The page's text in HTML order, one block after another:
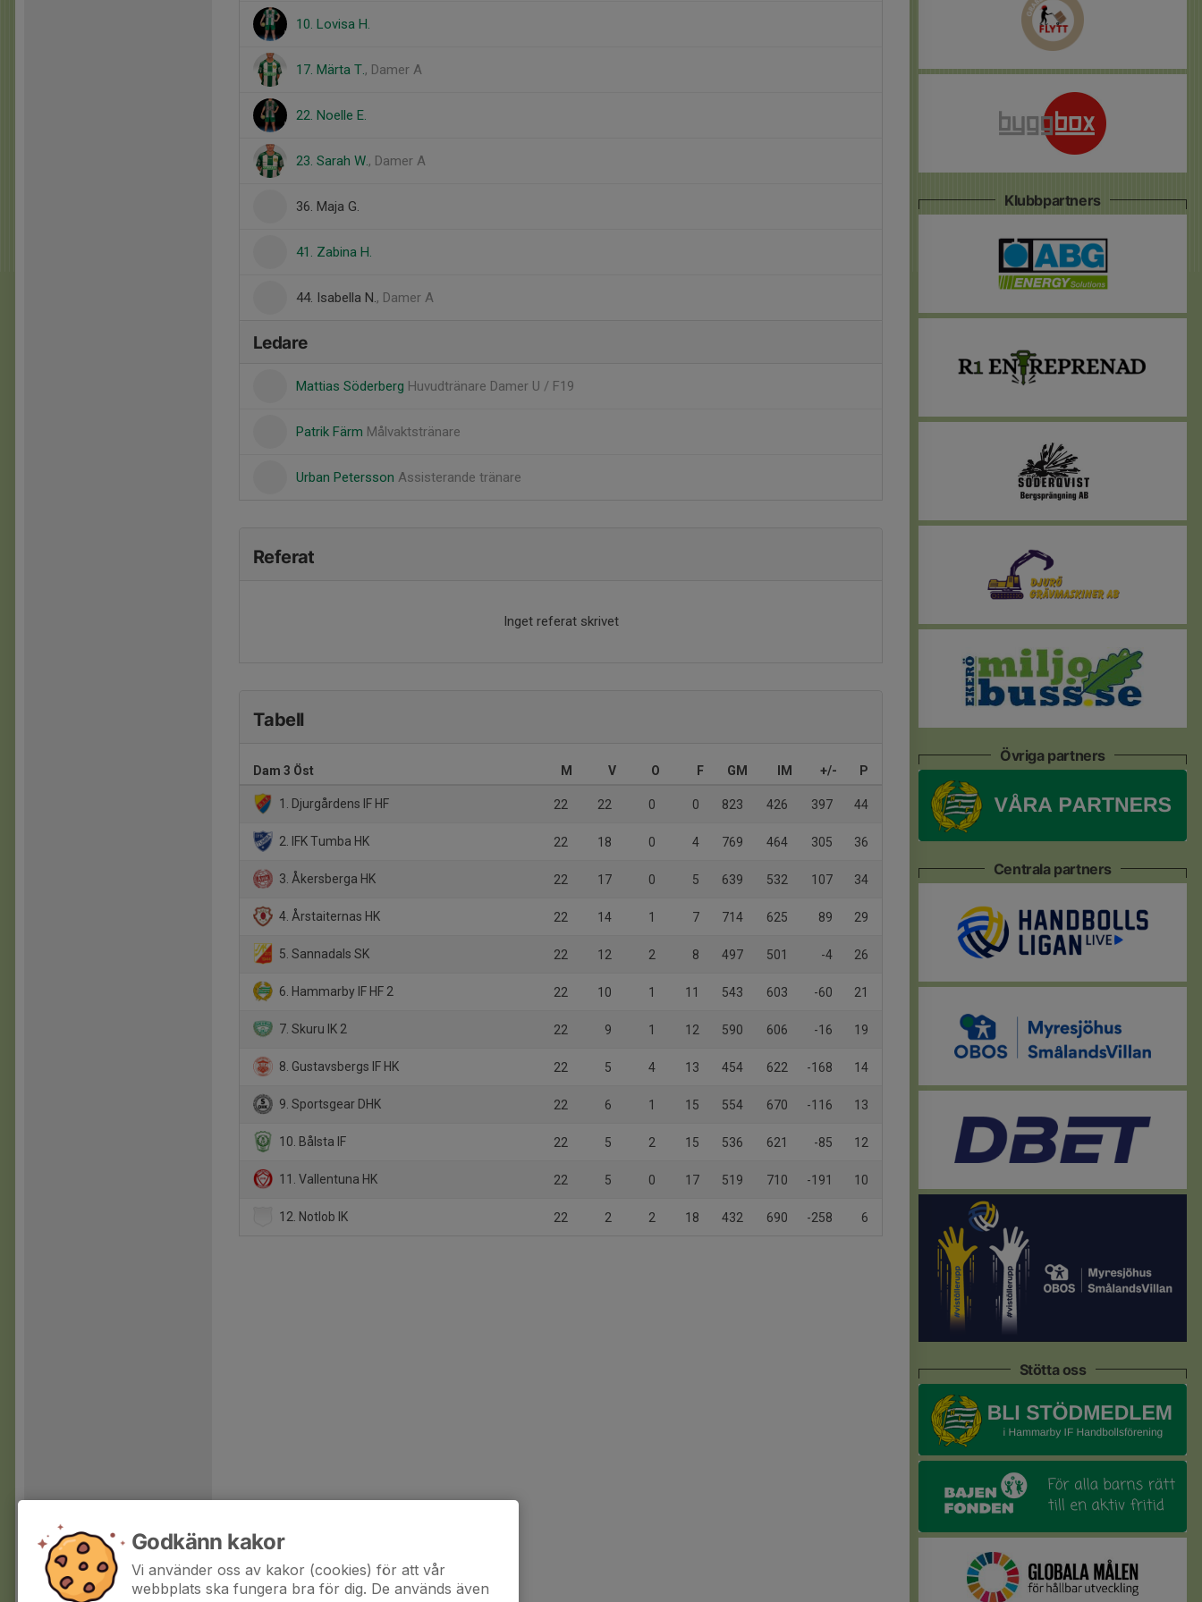
10. Lovisa H.
17. Märta T., Damer A
22. Noelle E.
23. Sarah W., Damer A
36. Maja G.
41. Zabina H.
44. Isabella N., Damer A
Ledare
Mattias Söderberg Huvudtränare Damer U / F19
Patrik Färm Målvaktstränare
Urban Petersson Assisterande tränare
Referat
Inget referat skrivet
Tabell
Dam 3 Öst M V O F GM IM +/- P
1. Djurgårdens IF HF 22 22 0 0 823 426 397 44
2. IFK Tumba HK 22 18 0 4 769 464 305 36
3. Åkersberga HK 22 17 0 5 639 532 107 34
4. Årstaiternas HK 22 14 1 7 714 625 89 29
5. Sannadals SK 22 12 2 8 497 501 -4 26
6. Hammarby IF HF 2 22 10 1 11 543 603 -60 21
7. Skuru IK 2 22 9 1 12 590 606 -16 19
8. Gustavsbergs IF HK 22 5 4 13 454 622 -168 14
9. Sportsgear DHK 22 6 1 15 554 670 -116 13
10. Bålsta IF 22 5 2 15 536 621 -85 12
11. Vallentuna HK 22 5 0 17 519 710 -191 10
12. Notlob IK 22 2 2 18 432 690 -258 6
Klubbpartners
Övriga partners
Centrala partners
Stötta oss
Godkänn kakor
Vi använder oss av kakor (cookies) för att vår
webbplats ska fungera bra för dig. De används även